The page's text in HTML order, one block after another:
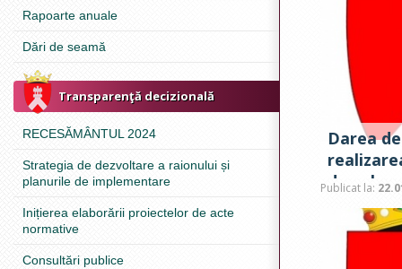
Rapoarte anuale
Dări de seamă
Transparenţă decizională
RECESĂMÂNTUL 2024
Strategia de dezvoltare a raionului și
planurile de implementare
Inițierea elaborării proiectelor de acte
normative
Consultări publice
Darea
de
Publicat la: